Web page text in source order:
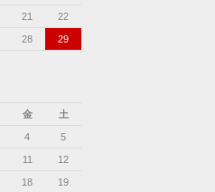
21 22
28 29
金 土
4 5
11 12
18 19